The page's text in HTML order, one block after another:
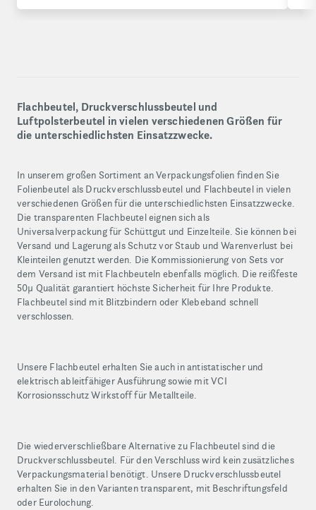
Flachbeutel, Druckverschlussbeutel und
Luftpolsterbeutel in vielen verschiedenen Größen für
die unterschiedlichsten Einsatzzwecke.
In unserem großen Sortiment an Verpackungsfolien finden Sie
Folienbeutel als Druckverschlussbeutel und Flachbeutel in vielen
verschiedenen Größen für die unterschiedlichsten Einsatzzwecke.
Die transparenten Flachbeutel eignen sich als
Universalverpackung für Schüttgut und Einzelteile. Sie können bei
Versand und Lagerung als Schutz vor Staub und Warenverlust bei
Kleinteilen genutzt werden. Die Kommissionierung von Sets vor
dem Versand ist mit Flachbeuteln ebenfalls möglich. Die reißfeste
50µ Qualität garantiert höchste Sicherheit für Ihre Produkte.
Flachbeutel sind mit Blitzbindern oder Klebeband schnell
verschlossen.
Unsere Flachbeutel erhalten Sie auch in antistatischer und
elektrisch ableitfähiger Ausführung sowie mit VCI
Korrosionsschutz Wirkstoff für Metallteile.
Die wiederverschließbare Alternative zu Flachbeutel sind die
Druckverschlussbeutel. Für den Verschluss wird kein zusätzliches
Verpackungsmaterial benötigt. Unsere Druckverschlussbeutel
erhalten Sie in den Varianten transparent, mit Beschriftungsfeld
oder Eurolochung.